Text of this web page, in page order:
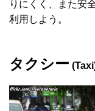
りにくく、また安
利用しよう。
タクシー